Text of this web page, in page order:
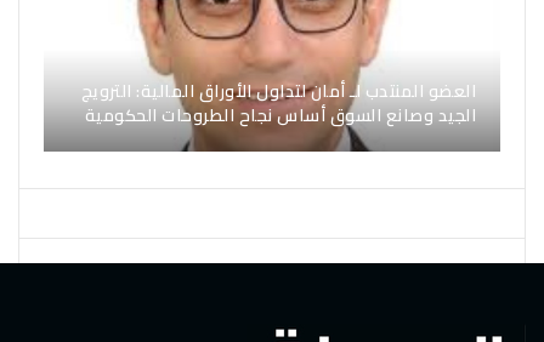
العضو المنتدب لـ أمان لتداول الأوراق المالية: الترويج
الجيد وصانع السوق أساس نجاح الطروحات الحكومية